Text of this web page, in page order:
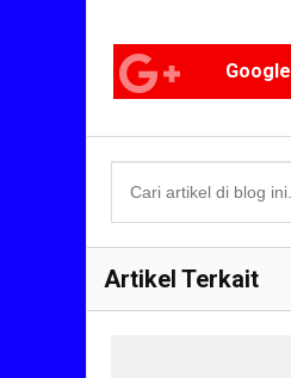
Google
Artikel Terkait